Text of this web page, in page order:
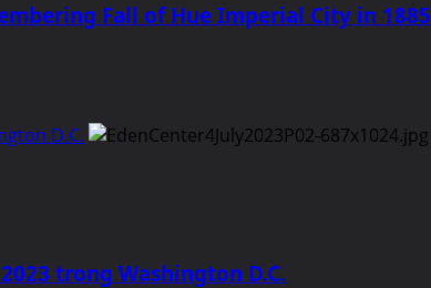
Fall of Hue Imperial City in 1885
D.C.
trong Washington D.C.